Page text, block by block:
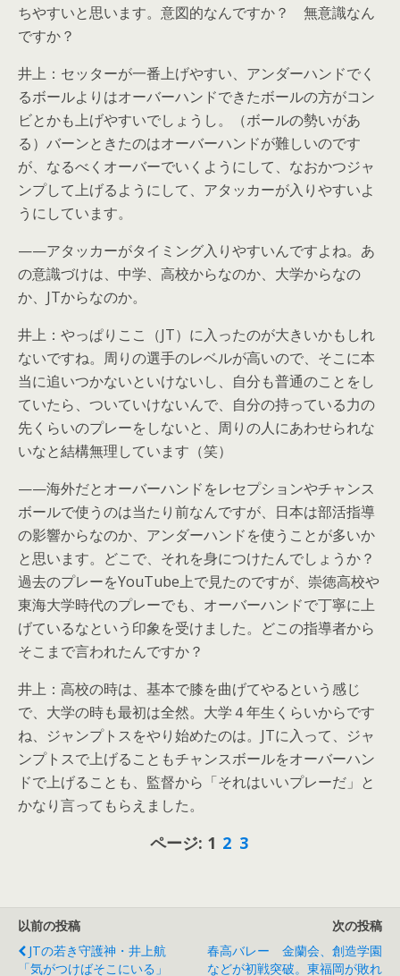
ちやすいと思います。意図的なんですか？ 無意識なん
ですか？
井上：セッターが一番上げやすい、アンダーハンドでく
るボールよりはオーバーハンドできたボールの方がコン
ビとかも上げやすいでしょうし。（ボールの勢いがあ
る）バーンときたのはオーバーハンドが難しいのです
が、なるべくオーバーでいくようにして、なおかつジャ
ンプして上げるようにして、アタッカーが入りやすいよ
うにしています。
——アタッカーがタイミング入りやすいんですよね。あ
の意識づけは、中学、高校からなのか、大学からなの
か、JTからなのか。
井上：やっぱりここ（JT）に入ったのが大きいかもしれ
ないですね。周りの選手のレベルが高いので、そこに本
当に追いつかないといけないし、自分も普通のことをし
ていたら、ついていけないんで、自分の持っている力の
先くらいのプレーをしないと、周りの人にあわせられな
いなと結構無理しています（笑）
——海外だとオーバーハンドをレセプションやチャンス
ボールで使うのは当たり前なんですが、日本は部活指導
の影響からなのか、アンダーハンドを使うことが多いか
と思います。どこで、それを身につけたんでしょうか？
過去のプレーをYouTube上で見たのですが、崇徳高校や
東海大学時代のプレーでも、オーバーハンドで丁寧に上
げているなという印象を受けました。どこの指導者から
そこまで言われたんですか？
井上：高校の時は、基本で膝を曲げてやるという感じ
で、大学の時も最初は全然。大学４年生くらいからです
ね、ジャンプトスをやり始めたのは。JTに入って、ジャ
ンプトスで上げることもチャンスボールをオーバーハン
ドで上げることも、監督から「それはいいプレーだ」と
かなり言ってもらえました。
ページ: 1 2 3
以前の投稿
JTの若き守護神・井上航
「気がつけばそこにいる」
次の投稿
春高バレー 金蘭会、創造学園
などが初戦突破。東福岡が敗れ